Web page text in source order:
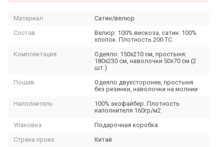
Материал
Сатин/велюр
Состав
Велюр: 100% вискоза, сатин: 100%
хлопок. Плотность 200 ТС
Комплектация
Одеяло: 150х210 см, простыня:
180х230 см, наволочки 50х70 см (2
шт.)
Пошив
Одеяло двухсторонее, простыня
без резинки, наволочки на молнии
Наполнитель
100% экофайбер. Плотность
наполнителя 160гр/м2
Упаковка
Подарочная коробка
Страна произ.
Китай